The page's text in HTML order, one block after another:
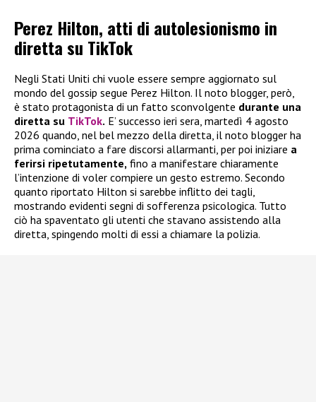
Perez Hilton, atti di autolesionismo in
diretta su TikTok
Negli Stati Uniti chi vuole essere sempre aggiornato sul
mondo del gossip segue Perez Hilton. Il noto blogger, però,
è stato protagonista di un fatto sconvolgente durante una
diretta su TikTok. E’ successo ieri sera, martedì 4 agosto
2026 quando, nel bel mezzo della diretta, il noto blogger ha
prima cominciato a fare discorsi allarmanti, per poi iniziare a
ferirsi ripetutamente, fino a manifestare chiaramente
l’intenzione di voler compiere un gesto estremo. Secondo
quanto riportato Hilton si sarebbe inflitto dei tagli,
mostrando evidenti segni di sofferenza psicologica. Tutto
ciò ha spaventato gli utenti che stavano assistendo alla
diretta, spingendo molti di essi a chiamare la polizia.